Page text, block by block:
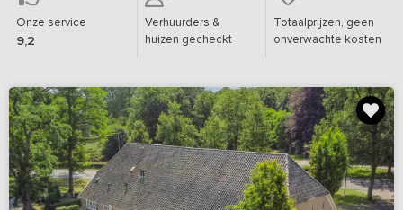
Onze service
9,2
Verhuurders &
huizen gecheckt
Totaalprijzen, geen
onverwachte kosten